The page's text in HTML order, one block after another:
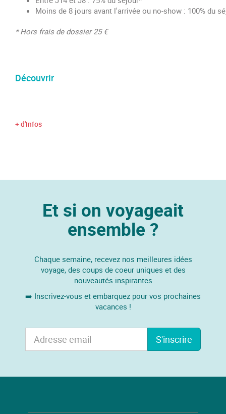
Moins de 8 jours avant l'arrivée ou no-show : 100% du
* Hors frais de dossier 25 €
Découvrir
+ d'infos
Et si on voyageait
ensemble ?
Chaque semaine, recevez nos meilleures idées
voyage, des coups de coeur uniques et des
nouveautés inspirantes
➡️ Inscrivez-vous et embarquez pour vos prochaines
vacances !
S'inscrire